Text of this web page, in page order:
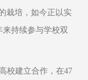
栽培，如今正以实
持续参与学校双
校建立合作，在47